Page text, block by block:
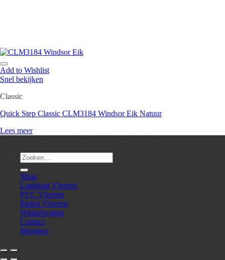
Add to Wishlist
Snel bekijken
Classic
Quick Step Classic CLM3184 Windsor Eik Natuur
Lees meer
Zoeken
naar:
Shop
Laminaat Vloeren
PVC Vloeren
Parket Vloeren
Winkelwagen
Contact
Inloggen